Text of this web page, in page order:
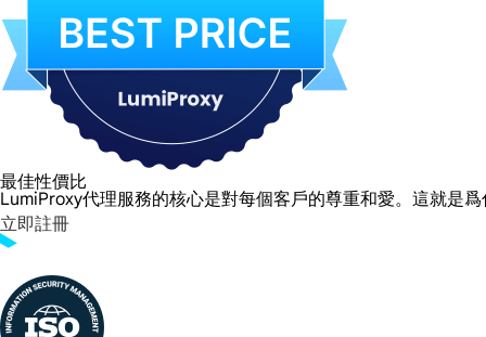
最佳性價比
LumiProxy代理服務的核心是對每個客戶的尊重和愛。這就是
立即註冊